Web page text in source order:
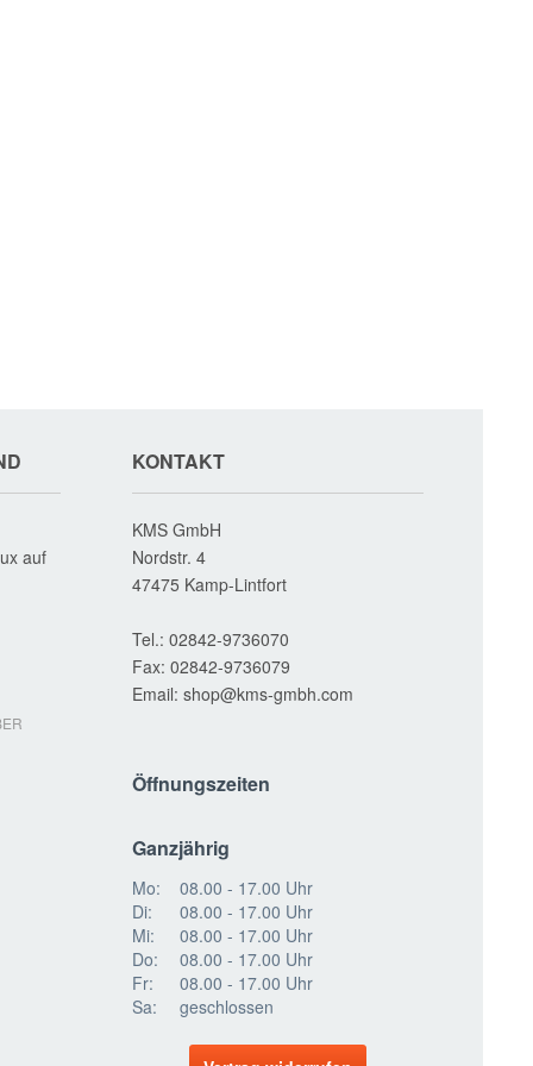
auf
KONTAKT
KMS GmbH
Nordstr. 4
47475 Kamp-Lintfort
Tel.: 02842-9736070
Fax: 02842-9736079
Email: shop
Öffnungszeiten
Ganzjährig
Mo:
08.00 - 17.00 Uhr
Di:
08.00 - 17.00 Uhr
Mi:
08.00 - 17.00 Uhr
Do:
08.00 - 17.00 Uhr
Fr:
08.00 - 17.00 Uhr
Sa:
geschlossen